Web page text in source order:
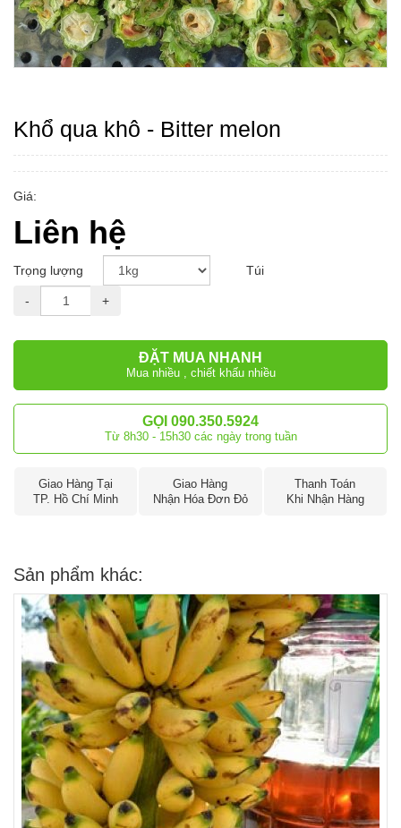
Khổ qua khô - Bitter melon
Giá:
Liên hệ
Trọng lượng Túi
- +
ĐẶT MUA NHANH
Mua nhiều , chiết khấu nhiều
GỌI 090.350.5924
Từ 8h30 - 15h30 các ngày trong tuần
Giao Hàng Tại
TP. Hồ Chí Minh
Giao Hàng
Nhận Hóa Đơn Đỏ
Thanh Toán
Khi Nhận Hàng
Sản phẩm khác: